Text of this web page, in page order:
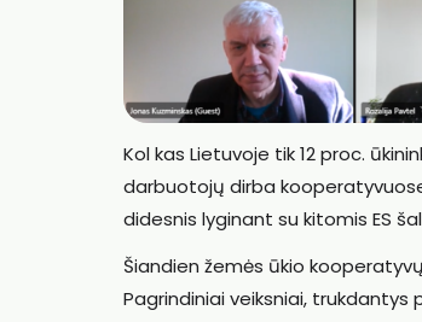
Kol kas Lietuvoje tik 12 proc.
darbuotojų dirba
didesnis lyginant su kitomis ES
Šiandien žemės ūkio
Pagrindiniai veiksniai,